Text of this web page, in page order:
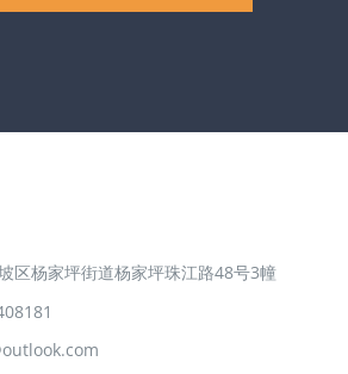
区杨家坪街道杨家坪珠江路48号3幢